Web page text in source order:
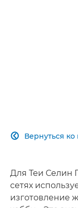
Вернуться ко

Для Теи Селин
сетях
изготовление